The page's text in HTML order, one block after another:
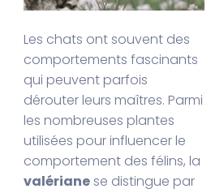
Les chats ont souvent des
comportements fascinants
qui peuvent parfois
dérouter leurs maîtres. Parmi
les nombreuses plantes
utilisées pour influencer le
comportement des félins, la
valérianese distingue par